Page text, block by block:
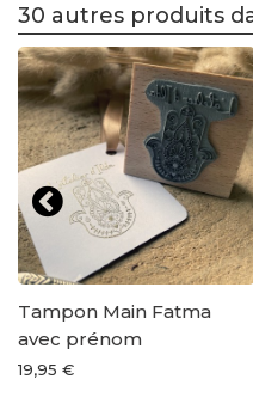
30 autres produits
Tampon Main Fatma
avec prénom
19,95 €